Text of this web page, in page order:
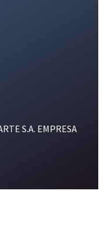
S.A. EMPRESA